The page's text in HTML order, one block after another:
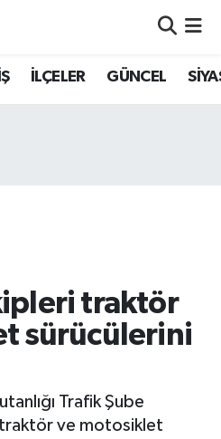
İLÇELER GÜNCEL
traktör
sürücülerini
Trafik Şube
ve motosiklet